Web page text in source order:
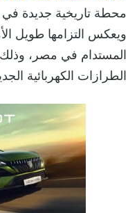
محطة تاريخية جديدة في
ويعكس التزامها طويل
المستدام في مصر، وذلك
الطرازات الكهربائية